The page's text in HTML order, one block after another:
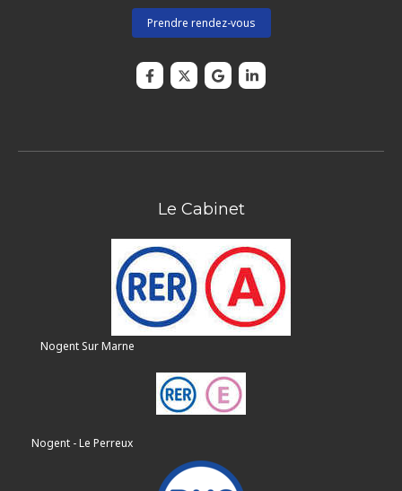
Prendre rendez-vous
Le Cabinet
Nogent Sur Marne
Nogent - Le Perreux